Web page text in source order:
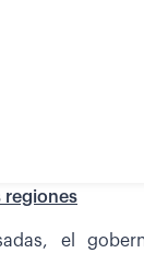
regiones
el